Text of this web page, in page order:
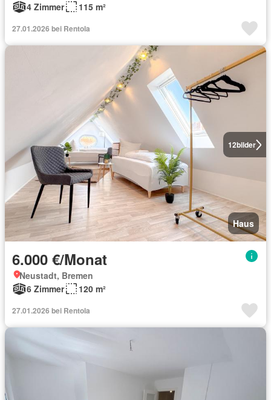
4 Zimmer
115 m²
27.01.2026 bei Rentola
12bilder
Haus
6.000 €/Monat
Neustadt, Bremen
6 Zimmer
120 m²
27.01.2026 bei Rentola